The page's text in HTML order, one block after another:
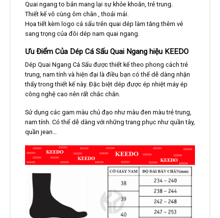
Quai ngang to bản mang lại sự khỏe khoắn, trẻ trung.
Thiết kế vô cùng ôm chân , thoải mái.
Họa tiết kèm logo cá sấu trên quai dép làm tăng thêm vẻ
sang trọng của đôi dép nam quai ngang.
Ưu Điểm Của Dép Cá Sấu Quai Ngang hiệu KEEDO
Dép Quai Ngang Cá Sấu được thiết kế theo phong cách trẻ
trung, nam tính và hiện đại là điều bạn có thể dễ dàng nhận
thấy trong thiết kế này. Đặc biệt dép được ép nhiệt máy ép
công nghệ cao nên rất chắc chắn.
Sử dụng các gam màu chủ đạo như màu đen màu trẻ trung,
nam tính. Có thể dễ dàng với những trang phục như quần tây,
quần jean…